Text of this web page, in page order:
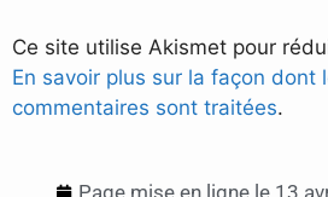
Ce site utilise Akismet pour
En savoir plus sur la façon dont
commentaires sont traitées.